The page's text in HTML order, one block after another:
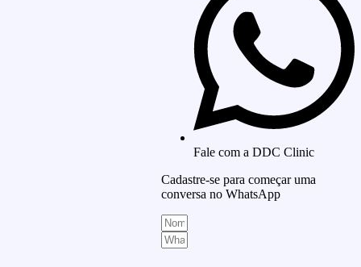
Fale com a DDC Clinic
Cadastre-se para começar uma
conversa no WhatsApp